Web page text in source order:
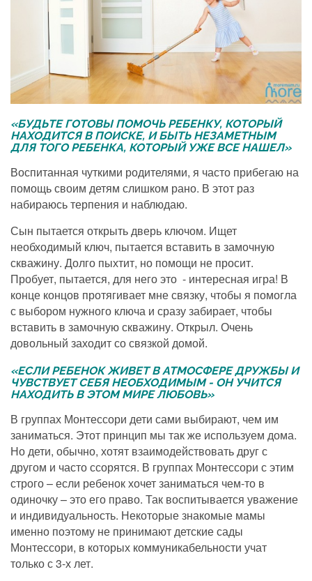
«БУДЬТЕ ГОТОВЫ ПОМОЧЬ РЕБЕНКУ, КОТОРЫЙ
НАХОДИТСЯ В ПОИСКЕ, И БЫТЬ НЕЗАМЕТНЫМ
ДЛЯ ТОГО РЕБЕНКА, КОТОРЫЙ УЖЕ ВСЕ НАШЕЛ»
Воспитанная чуткими родителями, я часто прибегаю на
помощь своим детям слишком рано. В этот раз
набираюсь терпения и наблюдаю.
Сын пытается открыть дверь ключом. Ищет
необходимый ключ, пытается вставить в замочную
скважину. Долго пыхтит, но помощи не просит.
Пробует, пытается, для него это - интересная игра! В
конце концов протягивает мне связку, чтобы я помогла
с выбором нужного ключа и сразу забирает, чтобы
вставить в замочную скважину. Открыл. Очень
довольный заходит со связкой домой.
«ЕСЛИ РЕБЕНОК ЖИВЕТ В АТМОСФЕРЕ ДРУЖБЫ И
ЧУВСТВУЕТ СЕБЯ НЕОБХОДИМЫМ - ОН УЧИТСЯ
НАХОДИТЬ В ЭТОМ МИРЕ ЛЮБОВЬ»
В группах Монтессори дети сами выбирают, чем им
заниматься. Этот принцип мы так же используем дома.
Но дети, обычно, хотят взаимодействовать друг с
другом и часто ссорятся. В группах Монтессори с этим
строго – если ребенок хочет заниматься чем-то в
одиночку – это его право. Так воспитывается уважение
и индивидуальность. Некоторые знакомые мамы
именно поэтому не принимают детские сады
Монтессори, в которых коммуникабельности учат
только с 3-х лет.